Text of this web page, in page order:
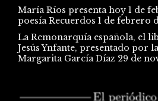
María Ríos presenta hoy 1 de
poesía Recuerdos 1 de febrero
La Remonarquía española, el
Jesús Ynfante, presentado por
Margarita García Díaz 29 de